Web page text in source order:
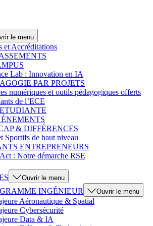
le menu
et Accréditations
Lab : Innovation en IA
PAR PROJETS
numériques et outils pédagogiques offerts
de l’ECE
& DIFFÉRENCES
Sportifs de haut niveau
ENTREPRENEURS
: Notre démarche RSE
Ouvrir le menu
INGÉNIEUR Ouvrir le menu
Aéronautique & Spatial
Cybersécurité
Data & IA